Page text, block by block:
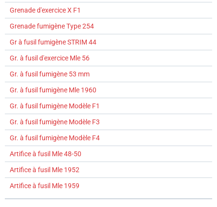
Grenade d'exercice X F1
Grenade fumigène Type 254
Gr à fusil fumigène STRIM 44
Gr. à fusil d'exercice Mle 56
Gr. à fusil fumigène 53 mm
Gr. à fusil fumigène Mle 1960
Gr. à fusil fumigène Modèle F1
Gr. à fusil fumigène Modèle F3
Gr. à fusil fumigène Modèle F4
Artifice à fusil Mle 48-50
Artifice à fusil Mle 1952
Artifice à fusil Mle 1959